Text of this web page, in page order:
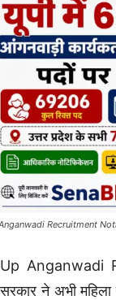
Recruitment
Up Anganwadi
सरकार ने अभी महिला